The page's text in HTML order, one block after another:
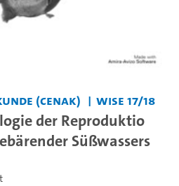
(CeNak) WiSe 17/18
der Reproduktio
Süßwassers